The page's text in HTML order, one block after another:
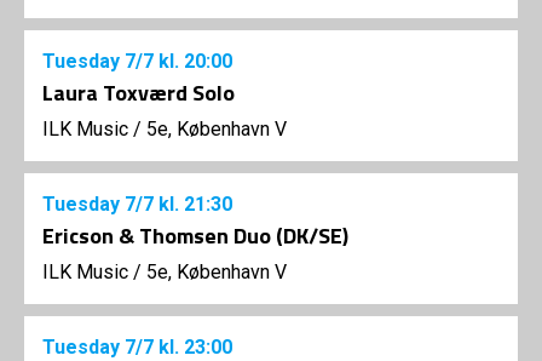
Tuesday 7/7 kl. 20:00
Laura Toxværd Solo
ILK Music / 5e, København V
Tuesday 7/7 kl. 21:30
Ericson & Thomsen Duo (DK/SE)
ILK Music / 5e, København V
Tuesday 7/7 kl. 23:00